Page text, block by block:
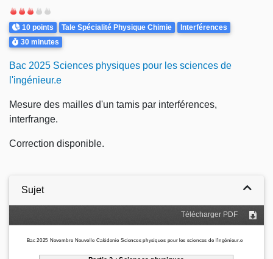
Difficulté
Points
10 points Theme
Tale Spécialité Physique Chimie Interférences
Durée
30 minutes
Bac 2025 Sciences physiques pour les sciences de
l'ingénieur.e
Mesure des mailles d'un tamis par interférences,
interfrange.
Correction disponible.
Sujet